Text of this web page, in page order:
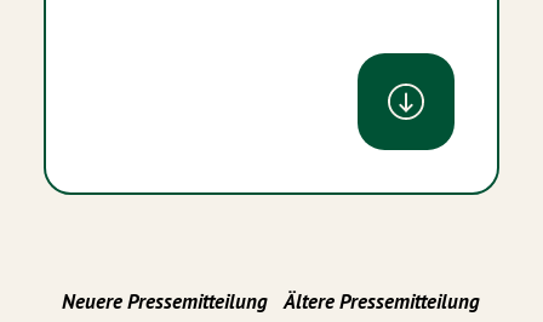
Neuere Pressemitteilung Ältere Pressemitteilung